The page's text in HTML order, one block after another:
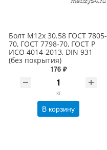
Болт М12х 30.58 ГОСТ 7805-
70, ГОСТ 7798-70, ГОСТ Р
ИСО 4014-2013, DIN 931
(без покрытия)
176 ₽
кг
В корзину